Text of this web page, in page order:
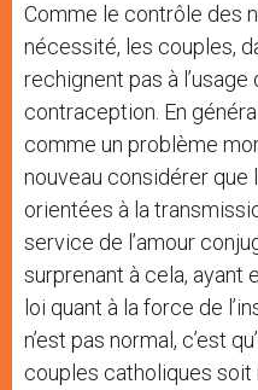
Comme le contrôle des
nécessité, les couples,
rechignent pas à
contraception. En
comme un problème
nouveau considérer
orientées à la
service de l’amour
surprenant à cela, ayant
loi quant à la force de
n’est pas normal, c’est
couples catholiques